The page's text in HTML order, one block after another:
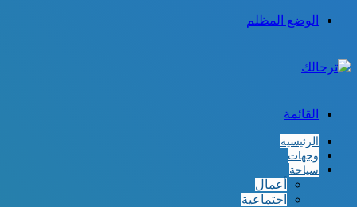
الوضع المظلم
القائمة
الرئيسية
وجهات
سياحة
أعمال
اجتماعية